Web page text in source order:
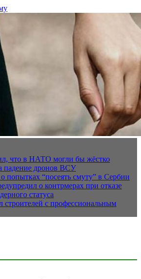
что в НАТО могли бы жёстко
падение дронов ВСУ
“посеять смуту” в Сербии
о контрмерах при отказе
статуса
строителей с профессиональным